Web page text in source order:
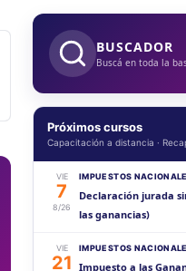
BUSCADOR
Buscá en toda la
Próximos cursos
Capacitación a distancia ·
VIE
7
8/26
IMPUESTOS
Declaración jurada
las ganancias)
VIE
21
IMPUESTOS
Impuesto a las